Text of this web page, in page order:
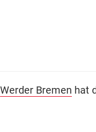
Werder Bremen hat